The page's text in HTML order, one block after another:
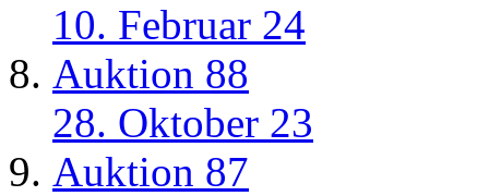
10. Februar 24
Auktion 88
28. Oktober 23
Auktion 87